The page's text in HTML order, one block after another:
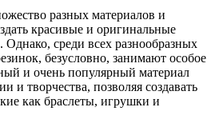
разных материалов и
красивые и оригинальные
среди всех разнообразных
безусловно, занимают особое
и очень популярный материал
и творчества, позволяя создавать
как браслеты, игрушки и